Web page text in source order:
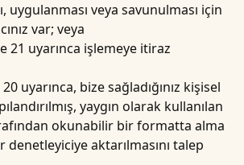
uygulanması veya savunulması için
var; veya
21 uyarınca işlemeye itiraz
uyarınca, bize sağladığınız kişisel
yaygın olarak kullanılan
okunabilir bir formatta alma
denetleyiciye aktarılmasını talep